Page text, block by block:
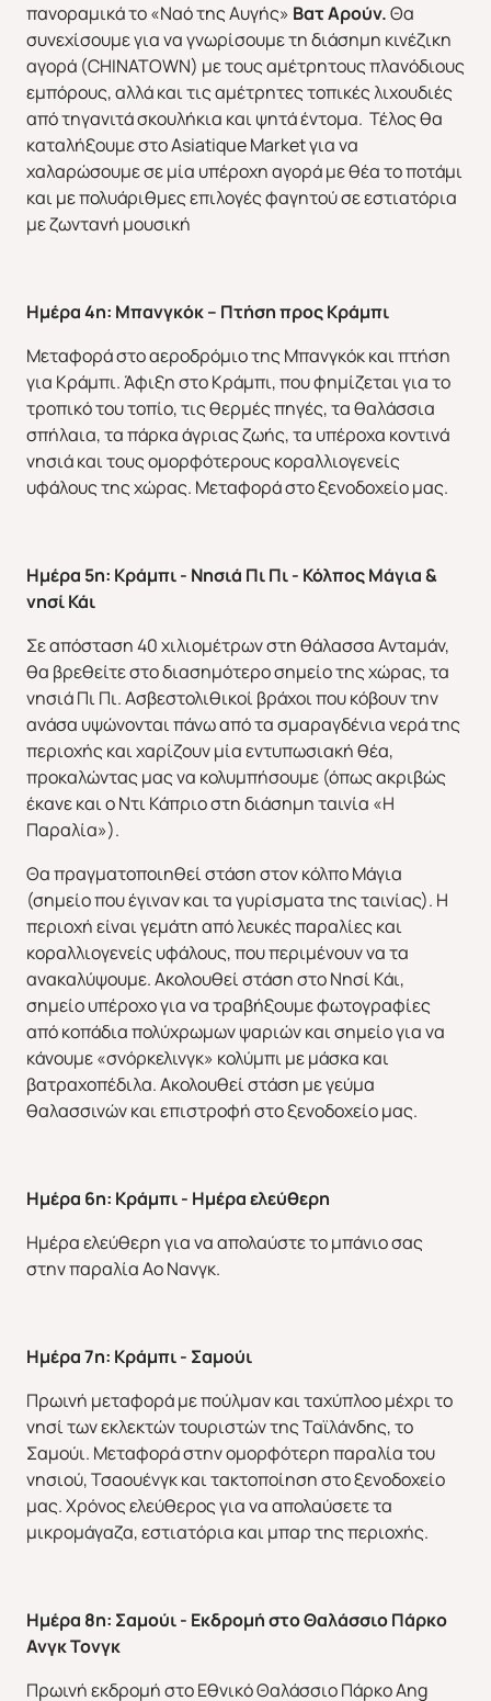
Άνοιξη 2027 Καλοκαίρι 2026
ΕΥΡΩΠΗ ΑΜΕΡΙΚΗ
ΑΣΙΑ ΑΦΡΙΚΗ
πανοραμικά το «Ναό της Αυγής» Βατ Αρούν.Θα
συνεχίσουμε για να γνωρίσουμε τη διάσημη κινέζικη
αγορά (CHINATOWN) με τους αμέτρητους πλανόδιους
εμπόρους, αλλά και τις αμέτρητες τοπικές λιχουδιές
από τηγανιτά σκουλήκια και ψητά έντομα. Τέλος θα
καταλήξουμε στο Asiatique Market για να
χαλαρώσουμε σε μία υπέροχη αγορά με θέα το ποτάμι
και με πολυάριθμες επιλογές φαγητού σε εστιατόρια
με ζωντανή μουσική
Ημέρα 4η: Μπανγκόκ – Πτήση προς Κράμπι
Μεταφορά στο αεροδρόμιο της Μπανγκόκ και πτήση
για Κράμπι. Άφιξη στο Κράμπι, που φημίζεται για το
τροπικό του τοπίο, τις θερμές πηγές, τα θαλάσσια
σπήλαια, τα πάρκα άγριας ζωής, τα υπέροχα κοντινά
νησιά και τους ομορφότερους κοραλλιογενείς
υφάλους της χώρας. Μεταφορά στο ξενοδοχείο μας.
Ημέρα 5η: Κράμπι - Νησιά Πι Πι - Κόλπος Μάγια &
νησί Κάι
Σε απόσταση 40 χιλιομέτρων στη θάλασσα Ανταμάν,
θα βρεθείτε στο διασημότερο σημείο της χώρας, τα
νησιά Πι Πι. Ασβεστολιθικοί βράχοι που κόβουν την
ανάσα υψώνονται πάνω από τα σμαραγδένια νερά της
περιοχής και χαρίζουν μία εντυπωσιακή θέα,
προκαλώντας μας να κολυμπήσουμε (όπως ακριβώς
έκανε και ο Ντι Κάπριο στη διάσημη ταινία «Η
Παραλία»).
Θα πραγματοποιηθεί στάση στον κόλπο Μάγια
(σημείο που έγιναν και τα γυρίσματα της ταινίας). Η
περιοχή είναι γεμάτη από λευκές παραλίες και
κοραλλιογενείς υφάλους, που περιμένουν να τα
ανακαλύψουμε. Ακολουθεί στάση στο Νησί Κάι,
σημείο υπέροχο για να τραβήξουμε φωτογραφίες
από κοπάδια πολύχρωμων ψαριών και σημείο για να
κάνουμε «σνόρκελινγκ» κολύμπι με μάσκα και
βατραχοπέδιλα. Ακολουθεί στάση με γεύμα
θαλασσινών και επιστροφή στο ξενοδοχείο μας.
Ημέρα 6η: Κράμπι - Ημέρα ελεύθερη
Ημέρα ελεύθερη για να απολαύστε το μπάνιο σας
στην παραλία Αο Νανγκ.
Ημέρα 7η: Κράμπι - Σαμούι
Πρωινή μεταφορά με πούλμαν και ταχύπλοο μέχρι το
νησί των εκλεκτών τουριστών της Ταϊλάνδης, το
Σαμούι. Μεταφορά στην ομορφότερη παραλία του
νησιού, Τσαουένγκ και τακτοποίηση στο ξενοδοχείο
μας. Χρόνος ελεύθερος για να απολαύσετε τα
μικρομάγαζα, εστιατόρια και μπαρ της περιοχής.
Ημέρα 8η: Σαμούι - Εκδρομή στο Θαλάσσιο Πάρκο
Ανγκ Τονγκ
Πρωινή εκδρομή στο Εθνικό Θαλάσσιο Πάρκο Ang